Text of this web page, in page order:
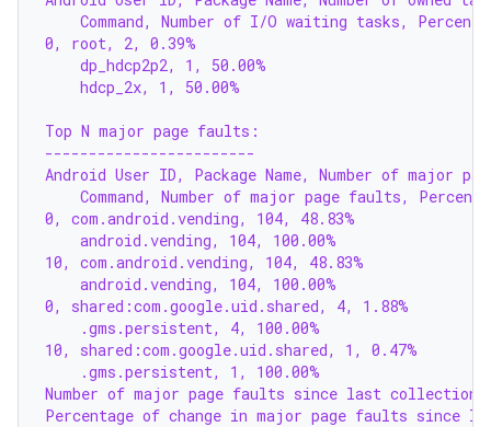
Command, Number of I/O waiting tasks,
0, root, 2, 0.39%
    dp_hdcp2p2, 1, 50.00%
    hdcp_2x, 1, 50.00%
Top N major page faults:
------------------------
Android User ID, Package Name, Number of
Command, Number of major page faults,
0, com.android.vending, 104, 48.83%
    android.vending, 104, 100.00%
10, com.android.vending, 104, 48.83%
    android.vending, 104, 100.00%
0, shared:com.google.uid.shared, 4, 1.88%
    .gms.persistent, 4, 100.00%
10, shared:com.google.uid.shared, 1, 0.47%
    .gms.persistent, 1, 100.00%
Number of major page faults since last collection:
Percentage of change in major page faults since